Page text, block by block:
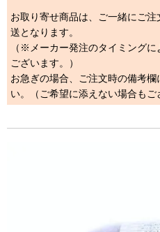
お取り寄せ商品は、ご一緒にご
送となります。
（※メーカー発注のタイミング
ございます。）
お急ぎの場合、ご注文時の備考
い。（ご希望に添えない場合もご